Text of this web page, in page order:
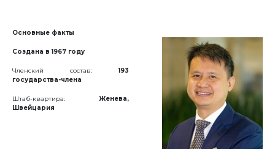
СОТРУДНИЧЕСТВО
ВАКАНСИИ
«ИНТЕЛЛЕКТУАЛЬНАЯ
СОБСТВЕННОСТЬ
ГОСУДАРСТВЕННЫЕ
УСЛУГИ
Основные факты
Создана в 1967 году
Членский состав:193
государства-члена
Штаб-квартира: Женева,
Швейцария